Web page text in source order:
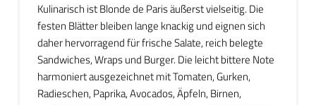
Kulinarisch ist Blonde de Paris äußerst vielseitig. Die
festen Blätter bleiben lange knackig und eignen sich
daher hervorragend für frische Salate, reich belegte
Sandwiches, Wraps und Burger. Die leicht bittere Note
harmoniert ausgezeichnet mit Tomaten, Gurken,
Radieschen, Paprika, Avocados, Äpfeln, Birnen,